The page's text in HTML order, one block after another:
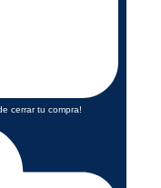
cerrar tu compra!